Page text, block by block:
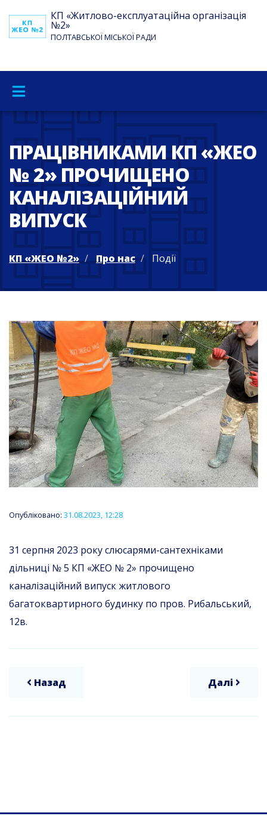
КП «Житлово-експлуатаційна організація
№2»
ПОЛТАВСЬКОЇ МІСЬКОЇ РАДИ
ПРАЦІВНИКАМИ КП «ЖЕО
№ 2» ПРОЧИЩЕНО
КАНАЛІЗАЦІЙНИЙ
ВИПУСК
КП «ЖЕО №2» Про нас Події
Опубліковано: 31.08.2023, 12:28
31 серпня 2023 року слюсарями-сантехніками
дільниці № 5 КП «ЖЕО № 2» прочищено
каналізаційний випуск житлового
багатоквартирного будинку по пров. Рибальський,
12в.
Назад Далі